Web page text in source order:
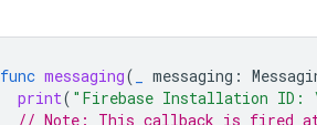
func messaging( messaging :
print( "Firebase Installation ID:
// Note: This callback is fired at